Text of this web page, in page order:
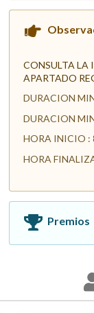
CONSULTA LA
APARTADO
DURACION
DURACION
HORA INICIO :
HORA
Premios